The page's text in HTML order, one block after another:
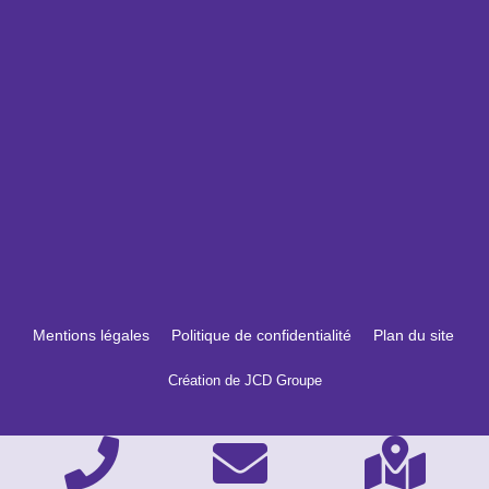
Mentions légales Politique de confidentialité Plan du site
Création de JCD Groupe